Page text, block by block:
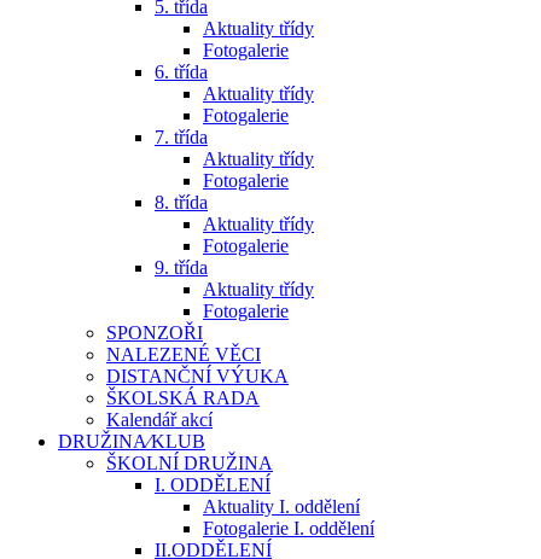
5. třída
Aktuality třídy
Fotogalerie
6. třída
Aktuality třídy
Fotogalerie
7. třída
Aktuality třídy
Fotogalerie
8. třída
Aktuality třídy
Fotogalerie
9. třída
Aktuality třídy
Fotogalerie
SPONZOŘI
NALEZENÉ VĚCI
DISTANČNÍ VÝUKA
ŠKOLSKÁ RADA
Kalendář akcí
DRUŽINA⁄KLUB
ŠKOLNÍ DRUŽINA
I. ODDĚLENÍ
Aktuality I. oddělení
Fotogalerie I. oddělení
II.ODDĚLENÍ